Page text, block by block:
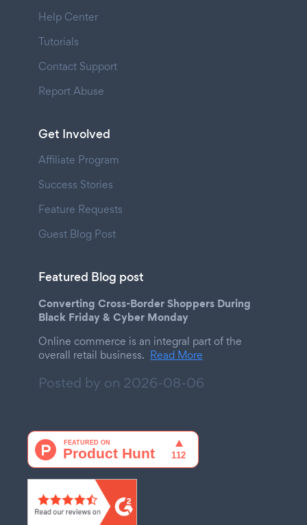
Help Center
Tutorials
Contact Support
Report Abuse
Get Involved
Affiliate Program
Success Stories
Feature Requests
Guest Blog Post
Featured Blog post
Converting Cross-Border Shoppers During
Black Friday & Cyber Monday
Online commerce is an integral part of the
overall retail business. Read More
Posted by on 2026-08-06